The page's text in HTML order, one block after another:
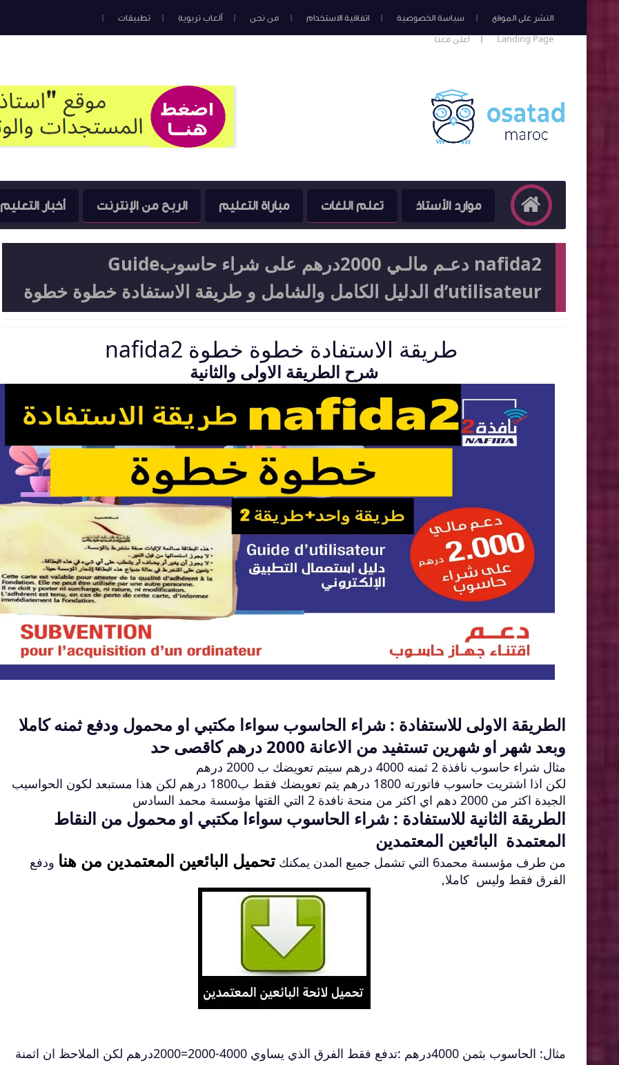
النشر على الموقع سياسة الخصوصية اتفاقية الاستخدام من نحن ألعاب تربوية
تطبيقات
Landing Page
أعلن معنا
موارد الأستاذ تعلم اللغات مباراة التعليم الربح من الإنترنت أخبار التعليم
nafida2 دعـم مالـي 2000درهم على شراء حاسوبGuide
d’utilisateur الدليل الكامل والشامل و طريقة الاستفادة خطوة خطوة
طريقة الاستفادة خطوة خطوة nafida2
شرح الطريقة الاولى والثانية
الطريقة الاولى للاستفادة : شراء الحاسوب سواءا مكتبي او محمول ودفع ثمنه كاملا
وبعد شهر او شهرين تستفيد من الاعانة 2000 درهم كاقصى حد
مثال شراء حاسوب نافذة 2 ثمنه 4000 درهم سيتم تعويضك ب 2000 درهم
لكن اذا اشتريت حاسوب فاتورته 1800 درهم يتم تعويضك فقط ب1800 درهم لكن هذا مستبعد لكون الحواسيب
الجيدة اكثر من 2000 دهم اي اكثر من منحة نافدة 2 التي القتها مؤسسة محمد السادس
الطريقة الثانية للاستفادة : شراء الحاسوب سواءا مكتبي او محمول من النقاط
المعتمدة البائعين المعتمدين
من طرف مؤسسة محمد6 التي تشمل جميع المدن يمكنك تحميل البائعين المعتمدين من هنا ودفع
الفرق فقط وليس كاملا,
مثال: الحاسوب بثمن 4000درهم :تدفع فقط الفرق الذي يساوي 4000-2000=2000درهم لكن الملاحظ ان اثمنة